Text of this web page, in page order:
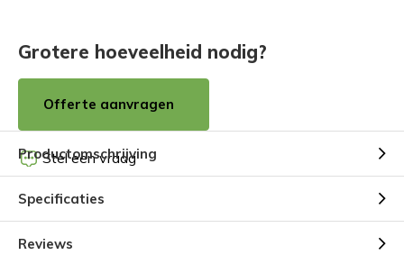
Grotere hoeveelheid nodig?
Offerte aanvragen
Stel een vraag
Productomschrijving
Specificaties
Reviews